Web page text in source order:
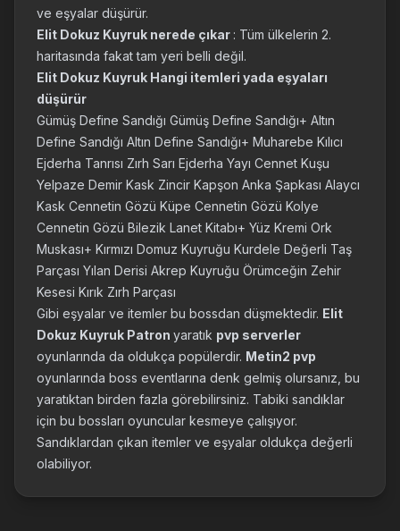
ve eşyalar düşürür.
Elit Dokuz Kuyruk nerede çıkar : Tüm ülkelerin 2.
haritasında fakat tam yeri belli değil.
Elit Dokuz Kuyruk Hangi itemleri yada eşyaları
düşürür
Gümüş Define Sandığı Gümüş Define Sandığı+ Altın
Define Sandığı Altın Define Sandığı+ Muharebe Kılıcı
Ejderha Tanrısı Zırh Sarı Ejderha Yayı Cennet Kuşu
Yelpaze Demir Kask Zincir Kapşon Anka Şapkası Alaycı
Kask Cennetin Gözü Küpe Cennetin Gözü Kolye
Cennetin Gözü Bilezik Lanet Kitabı+ Yüz Kremi Ork
Muskası+ Kırmızı Domuz Kuyruğu Kurdele Değerli Taş
Parçası Yılan Derisi Akrep Kuyruğu Örümceğin Zehir
Kesesi Kırık Zırh Parçası
Gibi eşyalar ve itemler bu bossdan düşmektedir. Elit
Dokuz Kuyruk Patron yaratık pvp serverler
oyunlarında da oldukça popülerdir. Metin2 pvp
oyunlarında boss eventlarına denk gelmiş olursanız, bu
yaratıktan birden fazla görebilirsiniz. Tabiki sandıklar
için bu bossları oyuncular kesmeye çalışıyor.
Sandıklardan çıkan itemler ve eşyalar oldukça değerli
olabiliyor.